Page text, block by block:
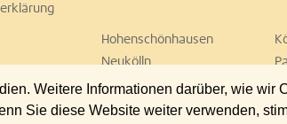
Weitere Informationen darüber, wie wir
Sie diese Website weiter verwenden,
Hohenschönhausen
Neukölln
Steglitz
Weißensee